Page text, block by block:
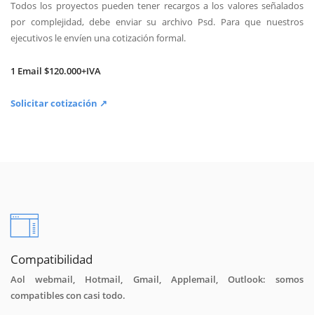
Todos los proyectos pueden tener recargos a los valores señalados
por complejidad, debe enviar su archivo Psd. Para que nuestros
ejecutivos le envíen una cotización formal.
1 Email $120.000+IVA
Solicitar cotización ↗
Compatibilidad
Aol webmail, Hotmail, Gmail, Applemail, Outlook: somos
compatibles con casi todo.